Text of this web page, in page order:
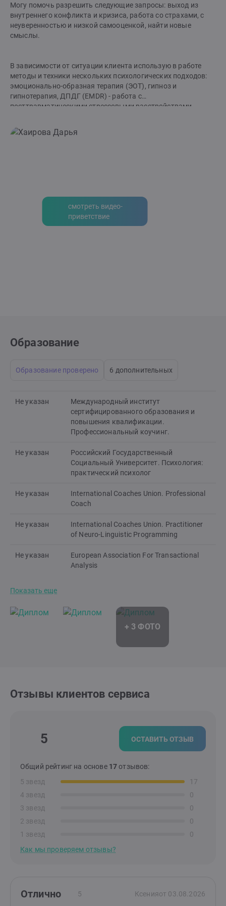
Могу помочь разрешить следующие запросы: выход из
внутреннего конфликта и кризиса, работа со страхами, с
неуверенностью и низкой самооценкой, найти новые
смыслы.
В зависимости от ситуации клиента использую в работе
методы и техники нескольких психологических подходов:
эмоционально-образная терапия (ЭОТ), гипноз и
гипнотерапия, ДПДГ (EMDR) - работа с
посттравматическими стрессовыми расстройствами,
техники из арт-терапии, коучинговые инструменты.
смотреть видео-
приветствие
Образование
Образование проверено 6 дополнительных
Не указан
Международный институт
сертифицированного образования и
повышения квалификации.
Профессиональный коучинг.
Не указан
Российский Государственный
Социальный Университет. Психология:
практический психолог
Не указан
International Coaches Union. Professional
Coach
Не указан
International Coaches Union. Practitioner
of Neuro-Linguistic Programming
Не указан
European Association For Transactional
Analysis
Показать еще
Отзывы клиентов сервиса
5 ОСТАВИТЬ ОТЗЫВ
Как мы проверяем отзывы?
Общий рейтинг на основе 17отзывов:
5 звезд
17
4 звезд
0
3 звезд
0
2 звезд
0
1 звезд
0
Отлично 5 Ксенияот 03.08.2026